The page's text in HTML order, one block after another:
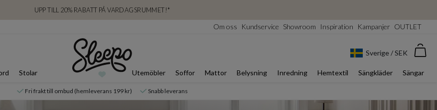
UPP TILL 20% RABATT PÅ VARDAGSRUMMET!*
Om oss Kundservice Showroom Inspiration Kampanjer OUTLET
Sverige / SEK
Stolar Utemöbler Soffor Mattor Belysning Inredning Hemtextil Sängkläder Sängar
Fri frakt till ombud (hemleverans 199 kr) Snabb leverans